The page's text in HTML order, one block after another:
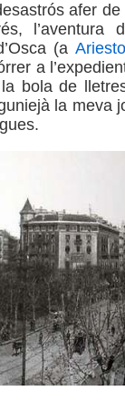
afer de
l’aventura
(a
a
bola de
la meva